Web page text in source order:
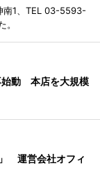
南1、TEL 03-5593-
始動 本店を大規模
運営会社オフィ